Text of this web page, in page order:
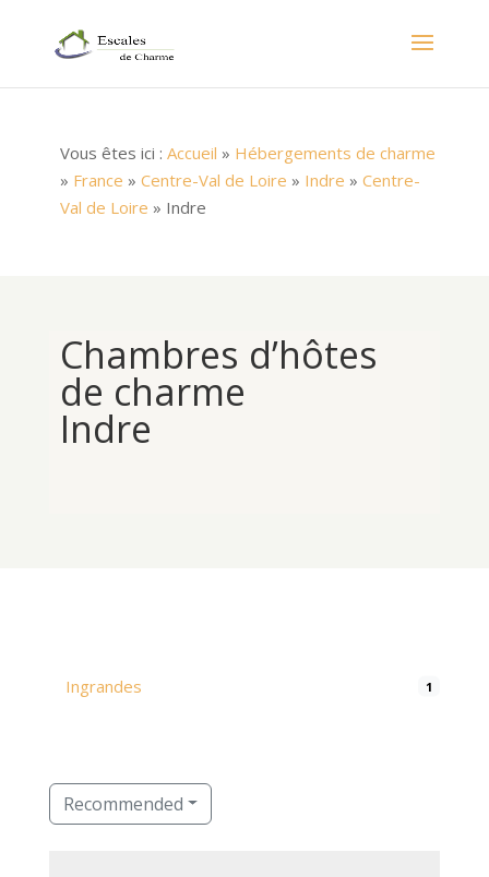
Vous êtes ici : Accueil » Hébergements de charme
» France » Centre-Val de Loire » Indre » Centre-
Val de Loire » Indre
Chambres d’hôtes
de charme
Indre
Ingrandes 1
Recommended